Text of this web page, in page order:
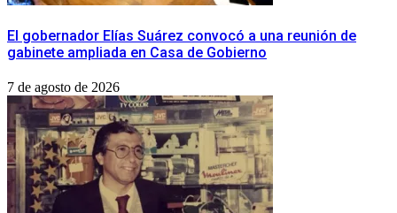
​El gobernador Elías Suárez convocó a una reunión de
gabinete ampliada en Casa de Gobierno
7 de agosto de 2026